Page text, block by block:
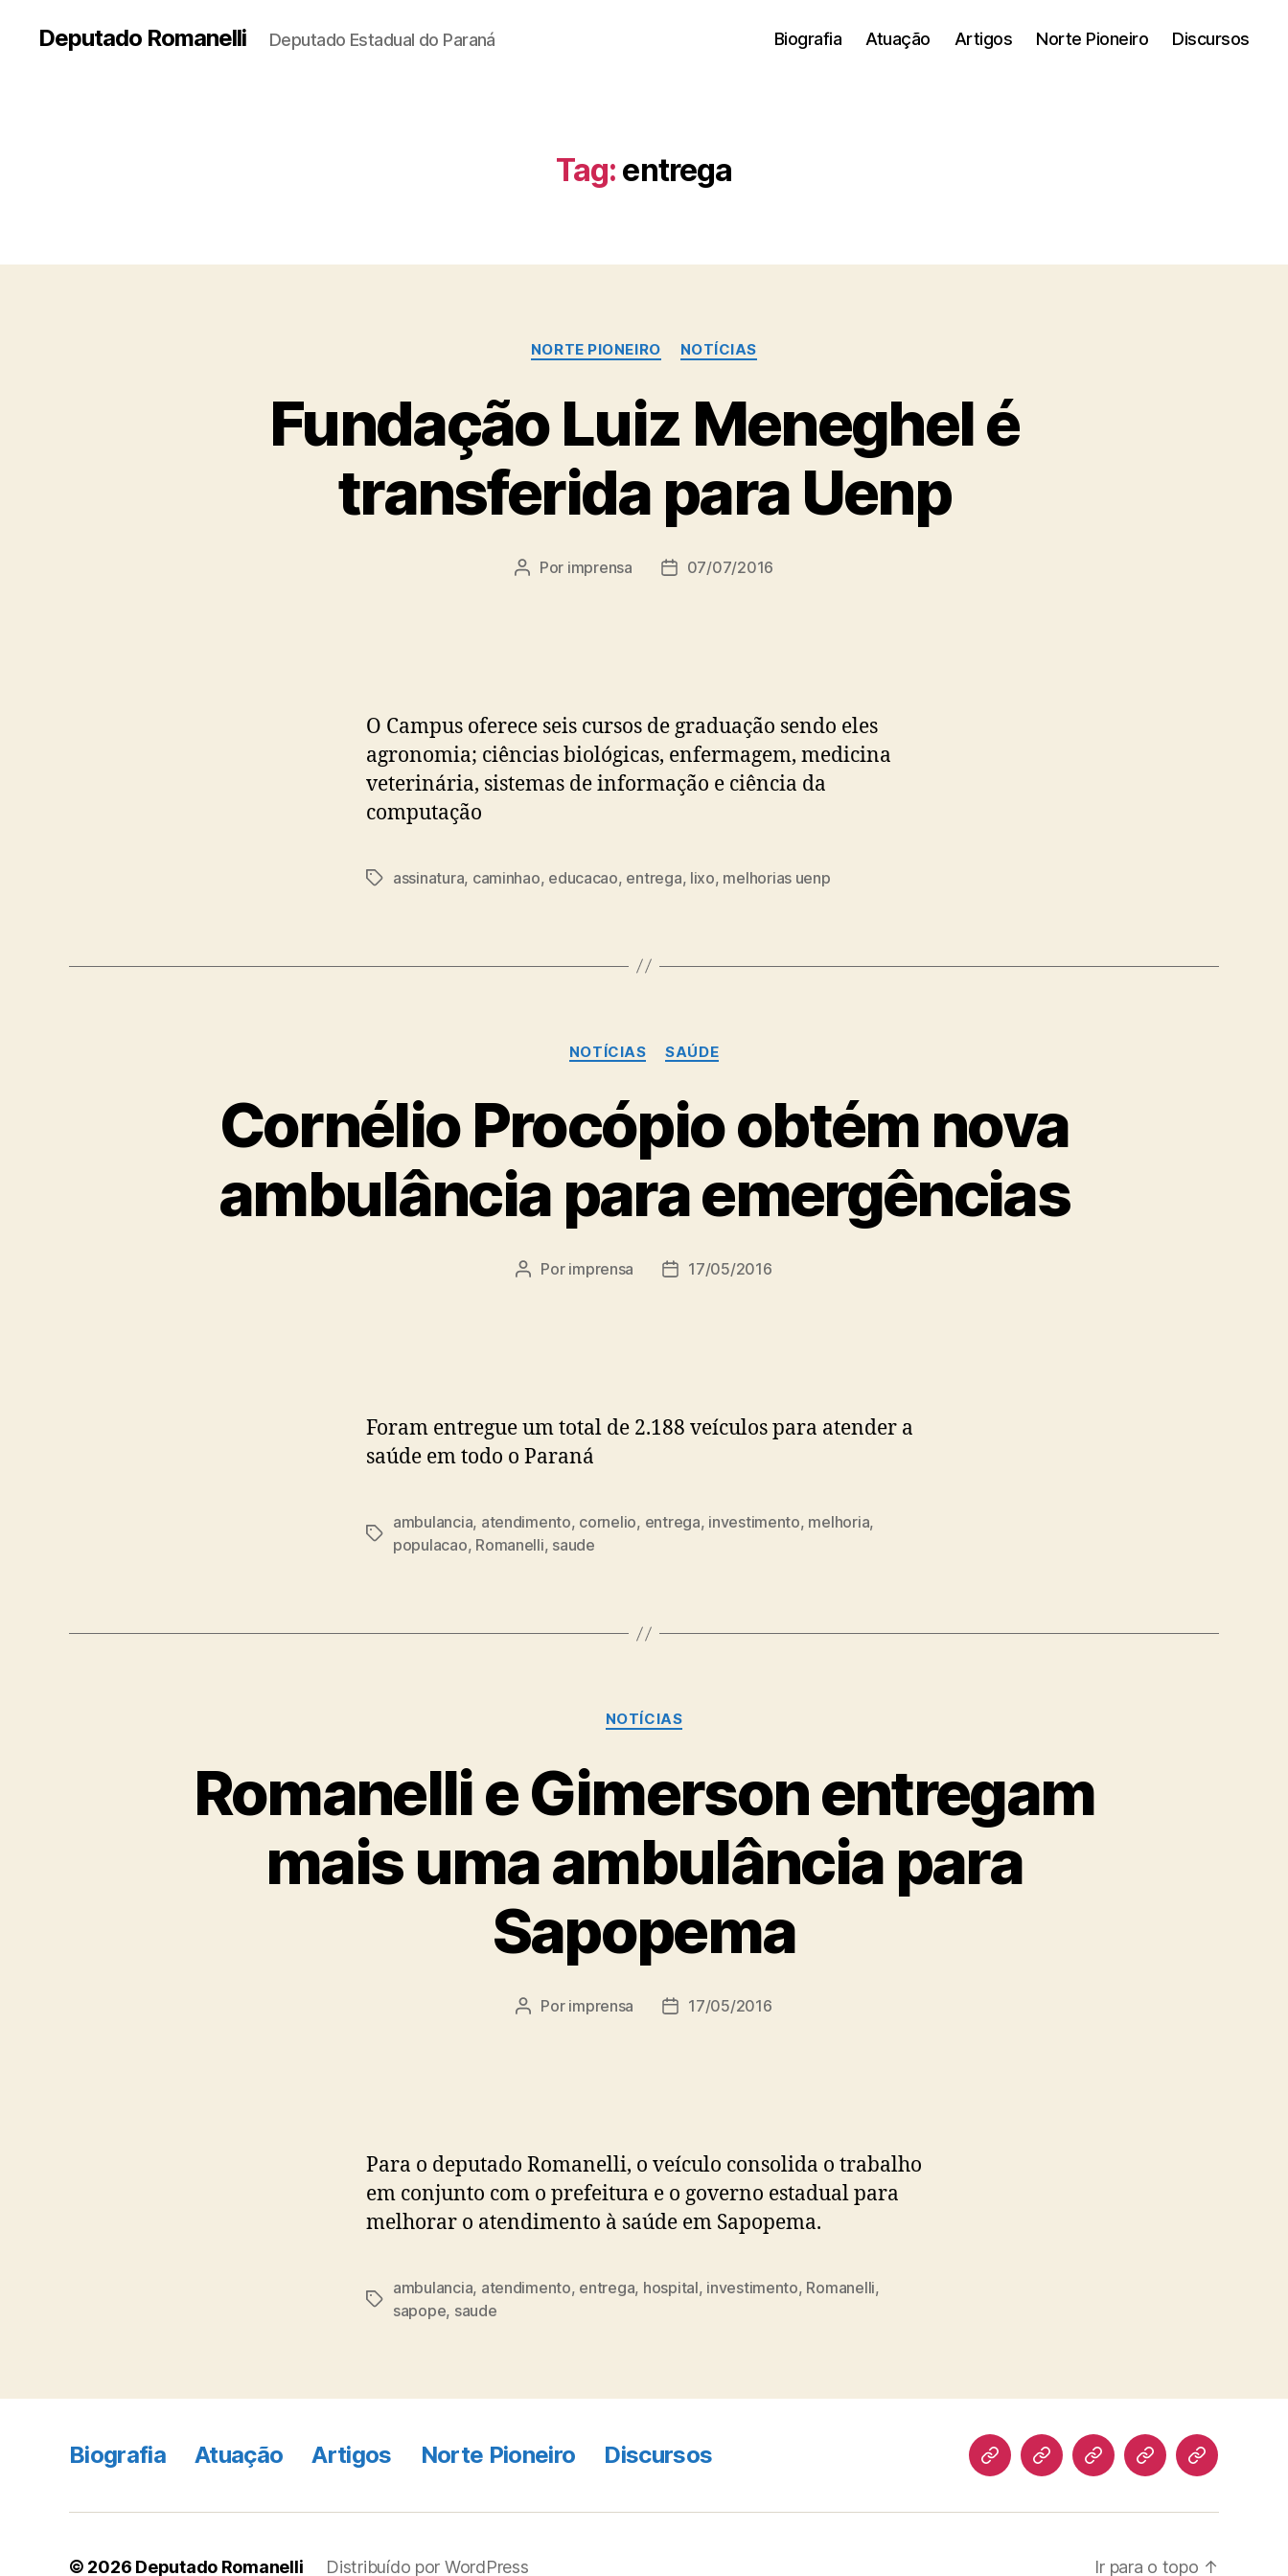
Deputado Romanelli Deputado Estadual do Paraná Biografia Atuação Artigos Norte Pioneiro Discursos
Tag: entrega
Categorias
NORTE PIONEIRO NOTÍCIAS
Fundação Luiz Meneghel é
transferida para Uenp
Autor
Por imprensa
Data07/07/2016
O Campus oferece seis cursos de graduação sendo eles
agronomia; ciências biológicas, enfermagem, medicina
veterinária, sistemas de informação e ciência da
computação
Tagsassinatura, caminhao, educacao, entrega, lixo, melhorias uenp
Categorias
NOTÍCIAS SAÚDE
Cornélio Procópio obtém nova
ambulância para emergências
Autor
Por imprensa
Data17/05/2016
Foram entregue um total de 2.188 veículos para atender a
saúde em todo o Paraná
Tags
ambulancia, atendimento, cornelio, entrega, investimento, melhoria,
populacao, Romanelli, saude
Categorias
NOTÍCIAS
Romanelli e Gimerson entregam
mais uma ambulância para
Sapopema
Autor
Por imprensa
Data17/05/2016
Para o deputado Romanelli, o veículo consolida o trabalho
em conjunto com o prefeitura e o governo estadual para
melhorar o atendimento à saúde em Sapopema.
Tags
ambulancia, atendimento, entrega, hospital, investimento, Romanelli,
sapope, saude
Biografia Atuação Artigos Norte Pioneiro Discursos BiografiaAtuaçãoArtigosNorte Discursos
© 2026 Deputado Romanelli Distribuído por WordPress Ir para o topo ↑